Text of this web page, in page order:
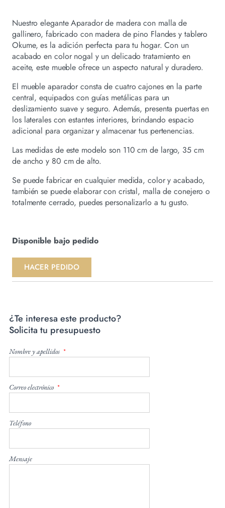
Nuestro elegante Aparador de madera con malla de
gallinero, fabricado con madera de pino Flandes y tablero
Okume, es la adición perfecta para tu hogar. Con un
acabado en color nogal y un delicado tratamiento en
aceite, este mueble ofrece un aspecto natural y duradero.
El mueble aparador consta de cuatro cajones en la parte
central, equipados con guías metálicas para un
deslizamiento suave y seguro. Además, presenta puertas en
los laterales con estantes interiores, brindando espacio
adicional para organizar y almacenar tus pertenencias.
Las medidas de este modelo son 110 cm de largo, 35 cm
de ancho y 80 cm de alto.
Se puede fabricar en cualquier medida, color y acabado,
también se puede elaborar con cristal, malla de conejero o
totalmente cerrado, puedes personalizarlo a tu gusto.
Disponible bajo pedido
HACER PEDIDO
¿Te interesa este producto?
Solicita tu presupuesto
Nombre y apellidos
Correo electrónico
Teléfono
Mensaje